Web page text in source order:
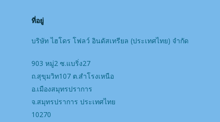
ที่อยู่
บริษัท ไฮโดร โฟลว์ อินดัสเทรียล (ประเทศไทย) จํากัด
903 หมู่2 ซ.แบริ่ง27
ถ.สุขุมวิท107 ต.สำโรงเหนือ
อ.เมืองสมุทรปราการ
จ.สมุทรปราการ ประเทศไทย
10270